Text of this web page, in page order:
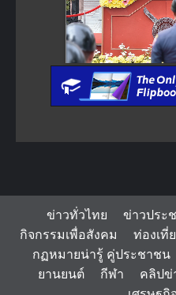
ข่าวทั่วไทย ข่าวประ
กิจกรรมเพื่อสังคม
ท่องเที่
กฏหมายน่ารู้ คู่ประชาชน
ยานยนต์
กีฬา คลิปข่